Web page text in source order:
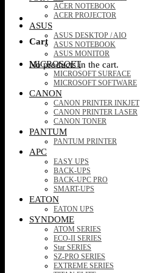
Cart
No products in the cart.
ACER NOTEBOOK
ACER PROJECTOR
ASUS
ASUS DESKTOP / AIO
ASUS NOTEBOOK
ASUS MONITOR
MICROSOFT
MICROSOFT SURFACE
MICROSOFT SOFTWARE
CANON
CANON PRINTER INKJET
CANON PRINTER LASER
CANON TONER
PANTUM
PANTUM PRINTER
APC
EASY UPS
BACK-UPS
BACK-UPC PRO
SMART-UPS
EATON
EATON UPS
SYNDOME
ATOM SERIES
ECO-II SERIES
Star SERIES
SZ-PRO SERIES
EXTREME SERIES